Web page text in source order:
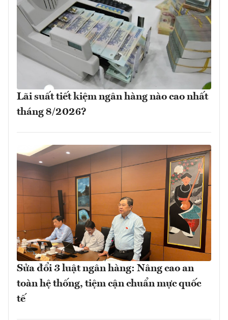
Lãi suất tiết kiệm ngân hàng nào cao nhất
tháng 8/2026?
Sửa đổi 3 luật ngân hàng: Nâng cao an
toàn hệ thống, tiệm cận chuẩn mực quốc
tế